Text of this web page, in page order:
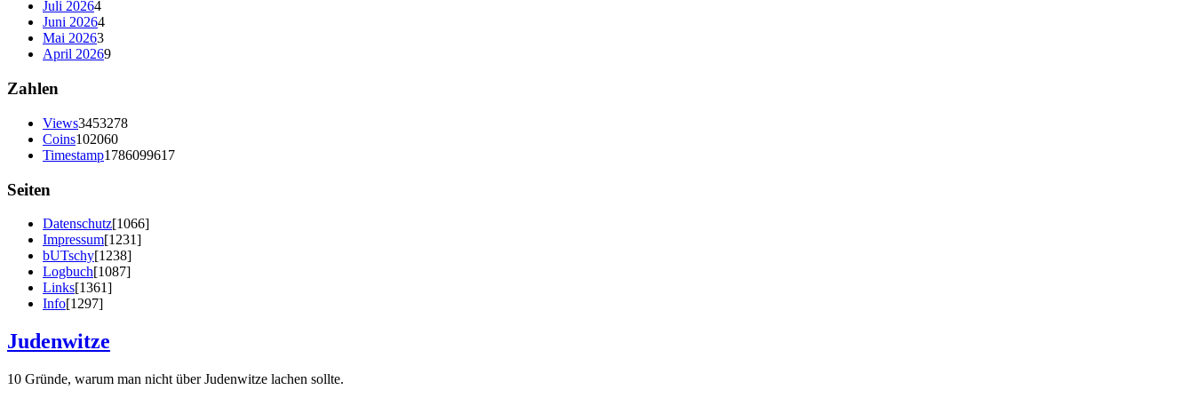
Juli 20264
Juni 20264
Mai 20263
April 20269
Zahlen
Views3453278
Coins102060
Timestamp1786099617
Seiten
Datenschutz[1066]
Impressum[1231]
bUTschy[1238]
Logbuch[1087]
Links[1361]
Info[1297]
Judenwitze
10 Gründe, warum man nicht über Judenwitze lachen sollte.